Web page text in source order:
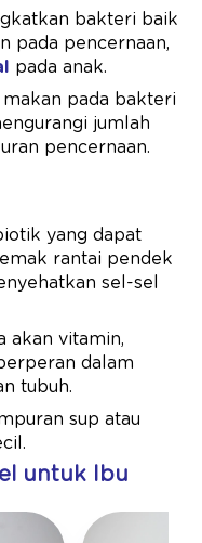
bakteri baik
pada pencernaan,
pada anak.
pada bakteri
jumlah
pencernaan.
yang dapat
rantai pendek
sel-sel
akan vitamin,
dalam
tubuh.
sup atau
untuk Ibu